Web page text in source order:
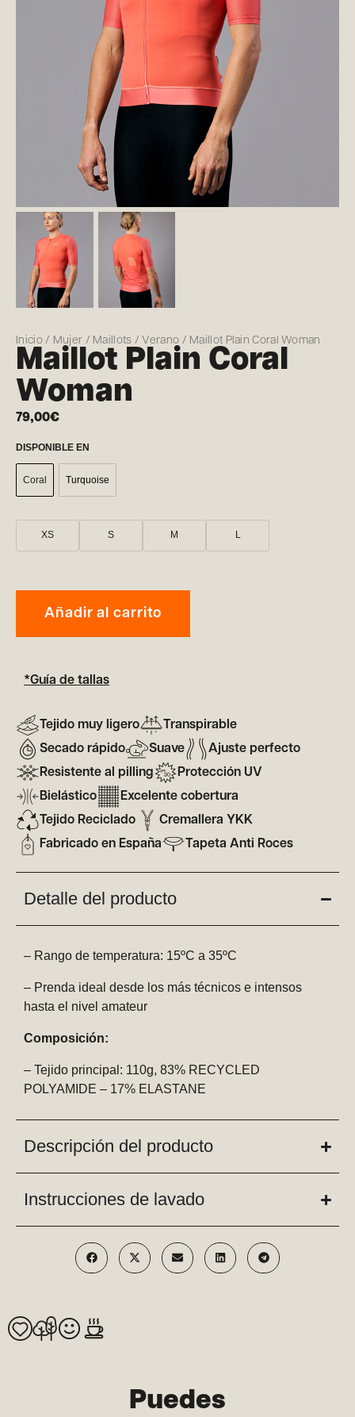
Inicio/ Mujer / Maillots / Verano / Maillot Plain Coral Woman
Maillot Plain Coral
Woman
79,00€
DISPONIBLE EN
Coral Turquoise
XS S M L
Añadir al carrito
*Guía de tallas
Tejido muy ligero
Transpirable
Secado rápido
Suave
Ajuste perfecto
Resistente al pilling
Protección UV
Bielástico
Excelente cobertura
Tejido Reciclado
Cremallera YKK
Fabricado en España
Tapeta Anti Roces
Detalle del producto
– Rango de temperatura: 15ºC a 35ºC
– Prenda ideal desde los más técnicos e intensos
hasta el nivel amateur
Composición:
– Tejido principal: 110g, 83% RECYCLED
POLYAMIDE – 17% ELASTANE
Descripción del producto
Instrucciones de lavado
Puedes